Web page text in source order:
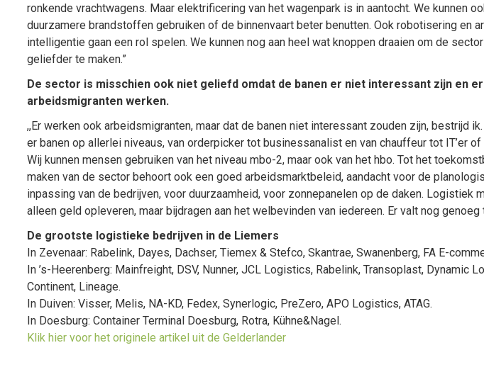
ronkende vrachtwagens. Maar elektrificering van het wagenpark is in aantocht. We kunnen
duurzamere brandstoffen gebruiken of de binnenvaart beter benutten. Ook robotisering en
intelligentie gaan een rol spelen. We kunnen nog aan heel wat knoppen draaien om de
geliefder te maken.”
De sector is misschien ook niet geliefd omdat de banen er niet interessant zijn en
arbeidsmigranten werken.
,,Er werken ook arbeidsmigranten, maar dat de banen niet interessant zouden zijn, bestrijd
er banen op allerlei niveaus, van orderpicker tot businessanalist en van chauffeur tot IT’er of
Wij kunnen mensen gebruiken van het niveau mbo-2, maar ook van het hbo. Tot het
maken van de sector behoort ook een goed arbeidsmarktbeleid, aandacht voor de
inpassing van de bedrijven, voor duurzaamheid, voor zonnepanelen op de daken. Logistiek
alleen geld opleveren, maar bijdragen aan het welbevinden van iedereen. Er valt nog genoeg
De grootste logistieke bedrijven in de Liemers
In Zevenaar: Rabelink, Dayes, Dachser, Tiemex & Stefco, Skantrae, Swanenberg, FA E-
In ’s-Heerenberg: Mainfreight, DSV, Nunner, JCL Logistics, Rabelink, Transoplast, Dynamic
Continent, Lineage.
In Duiven: Visser, Melis, NA-KD, Fedex, Synerlogic, PreZero, APO Logistics, ATAG.
In Doesburg: Container Terminal Doesburg, Rotra, Kühne&Nagel.
Klik hier voor het originele artikel uit de Gelderlander